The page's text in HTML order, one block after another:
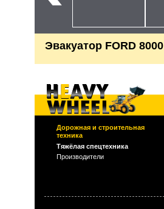
Эвакуатор FORD 8000
Дорожная и строительная
техника
Тяжёлая спецтехника
Производители